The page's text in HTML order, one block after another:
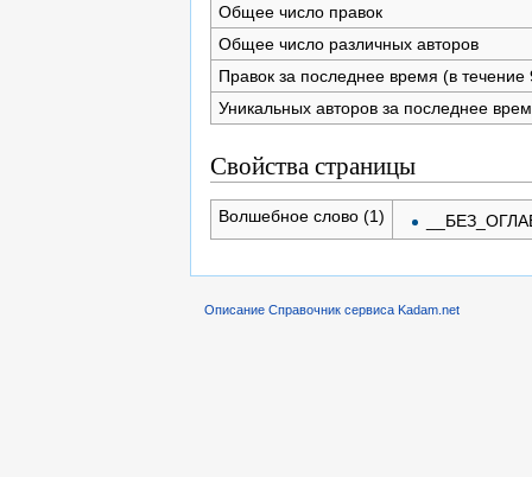
Общее число правок
Общее число различных авторов
Правок за последнее время (в течение
Уникальных авторов за последнее
Свойства страницы
Волшебное слово (1)
Описание Справочник сервиса Kadam.net